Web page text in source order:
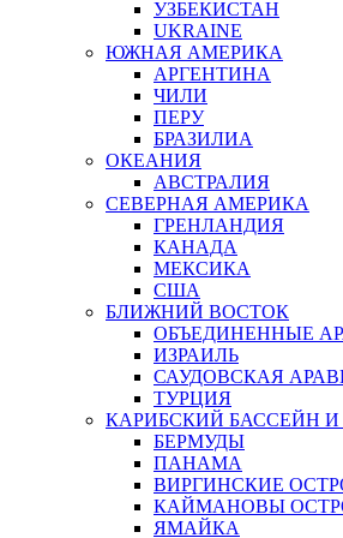
УЗБЕКИСТАН
UKRAINE
ЮЖНАЯ АМЕРИКА
АРГЕНТИНА
ЧИЛИ
ПЕРУ
БРАЗИЛИА
ОКЕАНИЯ
АВСТРАЛИЯ
СЕВЕРНАЯ АМЕРИКА
ГРЕНЛАНДИЯ
КАНАДА
МЕКСИКА
США
БЛИЖНИЙ ВОСТОК
ОБЪЕДИНЕННЫЕ
ИЗРАИЛЬ
САУДОВСКАЯ
ТУРЦИЯ
КАРИБСКИЙ БАССЕЙН
БЕРМУДЫ
ПАНАМА
ВИРГИНСКИЕ
КАЙМАНОВЫ
ЯМАЙКА